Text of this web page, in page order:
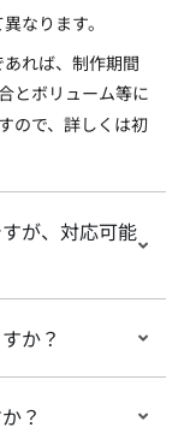
なります。
れば、制作期間
とボリューム等に
ので、詳しくは初
が、対応可能
か？
？